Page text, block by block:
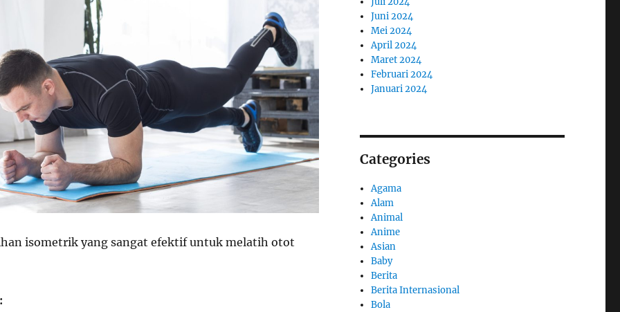
isometrik yang sangat efektif untuk melatih otot
Juni 2024
Mei 2024
April 2024
Maret 2024
Februari 2024
Januari 2024
Categories
Agama
Alam
Animal
Anime
Asian
Baby
Berita
Berita Internasional
Bola